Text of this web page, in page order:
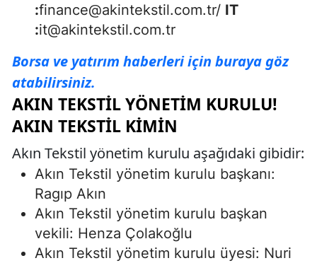
:finance@akintekstil.com.tr/ IT
:it@akintekstil.com.tr
Borsa ve yatırım haberleri için buraya göz
atabilirsiniz.
AKIN TEKSTIL YÖNETIM KURULU!
AKIN TEKSTIL KIMIN
Akın Tekstil yönetim kurulu aşağıdaki gibidir:
Akın Tekstil yönetim kurulu başkanı:
Ragıp Akın
Akın Tekstil yönetim kurulu başkan
vekili: Henza Çolakoğlu
Akın Tekstil yönetim kurulu üyesi: Nuri